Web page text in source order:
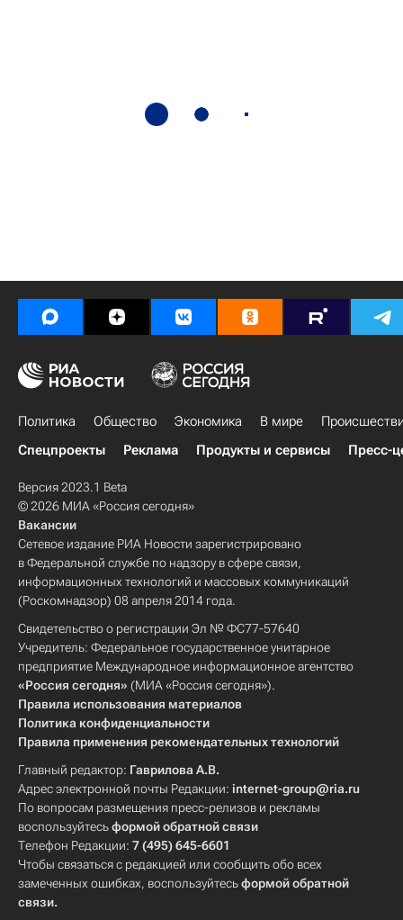
Политика Общество Экономика В мире
Спецпроекты
Реклама Продукты и сервисы Пресс-
Версия 2023.1 Beta
© 2026 МИА «Россия сегодня»
Вакансии
Сетевое издание РИА Новости зарегистрировано
в Федеральной службе по надзору в сфере связи,
информационных технологий и массовых коммуникаций
(Роскомнадзор) 08 апреля 2014 года.
Свидетельство о регистрации Эл № ФС77-57640
Учредитель: Федеральное государственное унитарное
предприятие Международное информационное агентство
«Россия сегодня» (МИА «Россия сегодня»).
Правила использования материалов
Политика конфиденциальности
Правила применения рекомендательных технологий
Главный редактор: Гаврилова А.В.
Адрес электронной почты Редакции: internet-group@ria.ru
По вопросам размещения пресс-релизов и рекламы
воспользуйтесьформой обратной связи
Телефон Редакции: 7 (495) 645-6601
Чтобы связаться с редакцией или сообщить обо всех
замеченных ошибках, воспользуйтесьформой обратной
связи.